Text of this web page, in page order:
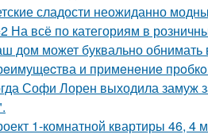
сладости неожиданно
На всё по категориям в
дом может буквально обнимать
и примeнeниe
Софи Лорен выходила замуж
1-комнатной квартиры 46, 4